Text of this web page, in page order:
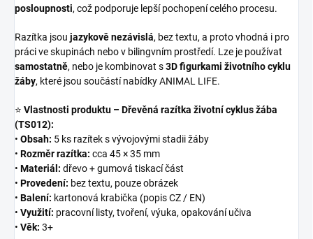
posloupnosti, což podporuje lepší pochopení celého procesu.
Razítka jsou jazykově nezávislá, bez textu, a proto vhodná i pro
práci ve skupinách nebo v bilingvním prostředí. Lze je používat
samostatně, nebo je kombinovat s3D figurkami životního cyklu
žáby, které jsou součástí nabídky ANIMAL LIFE.
⭐ Vlastnosti produktu – Dřevěná razítka životní cyklus žába
(TS012):
• Obsah: 5 ks razítek s vývojovými stadii žáby
• Rozměr razítka: cca 45 × 35 mm
• Materiál: dřevo + gumová tiskací část
• Provedení: bez textu, pouze obrázek
• Balení: kartonová krabička (popis CZ / EN)
• Využití: pracovní listy, tvoření, výuka, opakování učiva
• Věk: 3+